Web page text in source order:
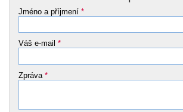
Jméno a příjmení *
Váš e-mail *
Zpráva *